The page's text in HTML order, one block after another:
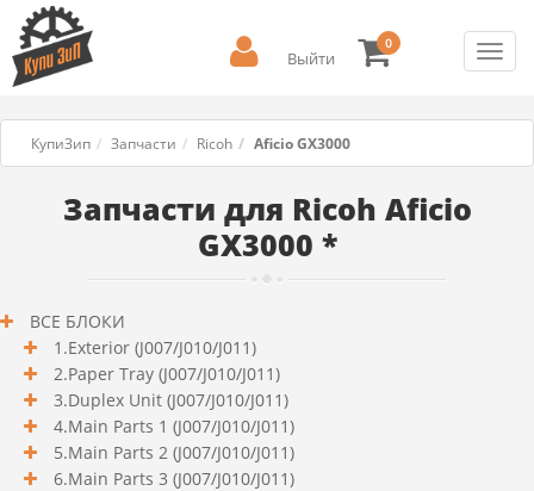
Выйти
0
КупиЗип Запчасти Ricoh Aficio GX3000
Запчасти для Ricoh Aficio
GX3000 *
ВСЕ БЛОКИ
1.Exterior (J007/J010/J011)
2.Paper Tray (J007/J010/J011)
3.Duplex Unit (J007/J010/J011)
4.Main Parts 1 (J007/J010/J011)
5.Main Parts 2 (J007/J010/J011)
6.Main Parts 3 (J007/J010/J011)